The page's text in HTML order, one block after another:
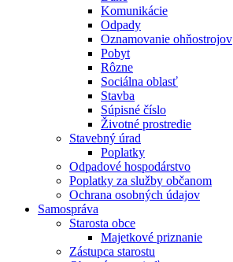
Komunikácie
Odpady
Oznamovanie ohňostrojov
Pobyt
Rôzne
Sociálna oblasť
Stavba
Súpisné číslo
Životné prostredie
Stavebný úrad
Poplatky
Odpadové hospodárstvo
Poplatky za služby občanom
Ochrana osobných údajov
Samospráva
Starosta obce
Majetkové priznanie
Zástupca starostu